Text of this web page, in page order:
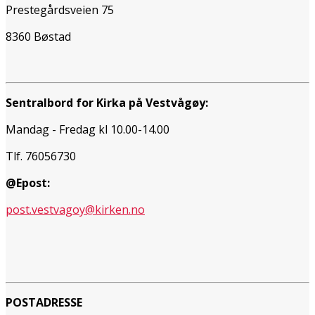
Prestegårdsveien 75
8360 Bøstad
Sentralbord for Kirka på Vestvågøy:
Mandag - Fredag kl 10.00-14.00
Tlf. 76056730
@Epost:
post.vestvagoy@kirken.no
POSTADRESSE